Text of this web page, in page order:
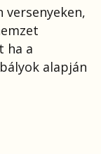
ha a
alapján